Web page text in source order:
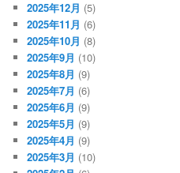
2025年12月 (5)
2025年11月 (6)
2025年10月 (8)
2025年9月 (10)
2025年8月 (9)
2025年7月 (6)
2025年6月 (9)
2025年5月 (9)
2025年4月 (9)
2025年3月 (10)